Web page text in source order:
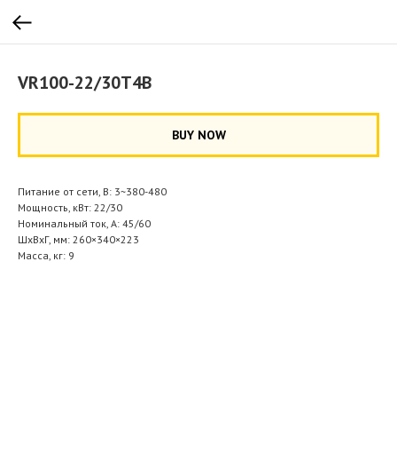
VR100-22/30T4B
BUY NOW
Питание от сети, В: 3~380-480
Мощность, кВт: 22/30
Номинальный ток, А: 45/60
ШхВхГ, мм: 260×340×223
Масса, кг: 9